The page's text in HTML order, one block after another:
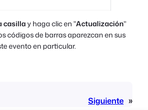
casillay haga clic en "Actualización"
códigos de barras aparezcan en sus
evento en particular.
Siguiente »